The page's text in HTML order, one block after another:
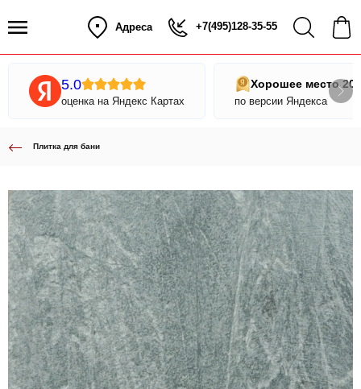
Адреса +7(495)128-35-55
5.0
оценка на Яндекс Картах
Хорошее место
по версии Яндекса
Плитка для бани